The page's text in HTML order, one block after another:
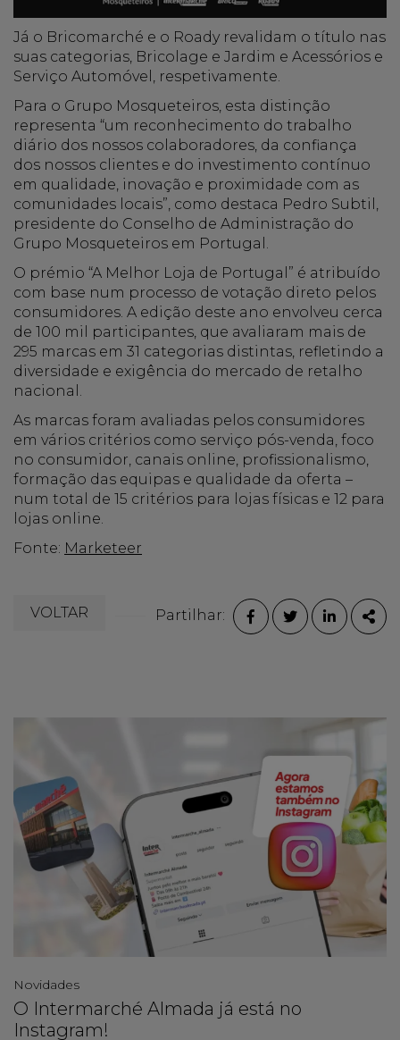
Já o Bricomarché e o Roady revalidam o título nas
suas categorias, Bricolage e Jardim e Acessórios e
Serviço Automóvel, respetivamente.
Para o Grupo Mosqueteiros, esta distinção
representa “um reconhecimento do trabalho
diário dos nossos colaboradores, da confiança
dos nossos clientes e do investimento contínuo
em qualidade, inovação e proximidade com as
comunidades locais”, como destaca Pedro Subtil,
presidente do Conselho de Administração do
Grupo Mosqueteiros em Portugal.
O prémio “A Melhor Loja de Portugal” é atribuído
com base num processo de votação direto pelos
consumidores. A edição deste ano envolveu cerca
de 100 mil participantes, que avaliaram mais de
295 marcas em 31 categorias distintas, refletindo a
diversidade e exigência do mercado de retalho
nacional.
As marcas foram avaliadas pelos consumidores
em vários critérios como serviço pós-venda, foco
no consumidor, canais online, profissionalismo,
formação das equipas e qualidade da oferta –
num total de 15 critérios para lojas físicas e 12 para
lojas online.
Fonte: Marketeer
VOLTAR Partilhar:
FACEBOOK
TWITTER
Novidades
O Intermarché Almada já está no
Instagram!